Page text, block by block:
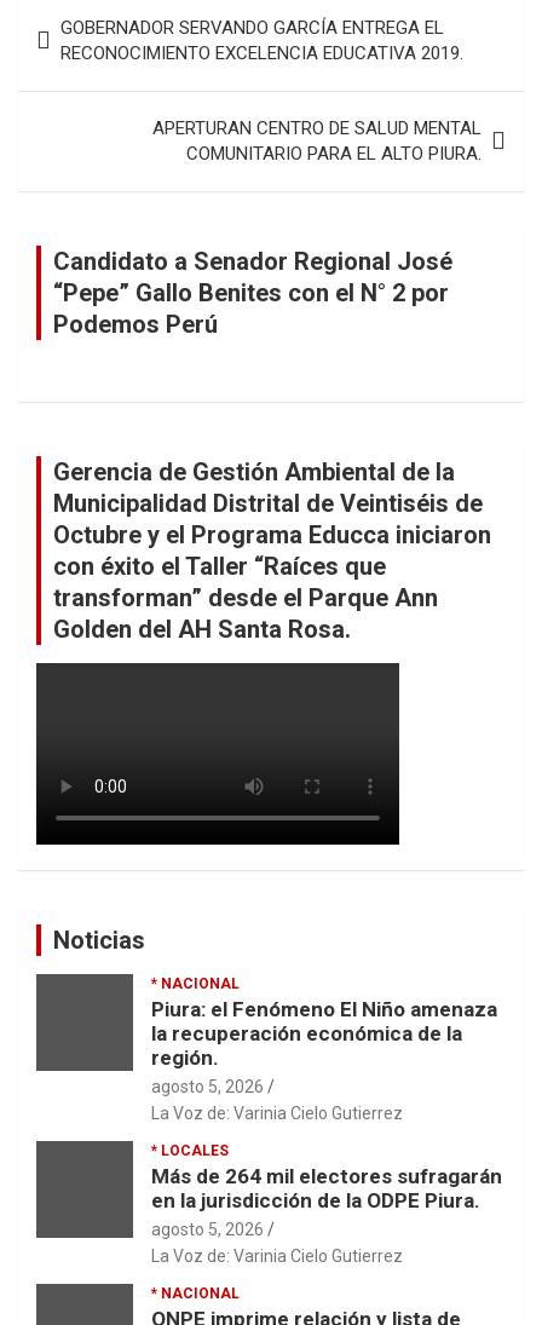
de
entradas
GOBERNADOR SERVANDO GARCÍA ENTREGA EL
RECONOCIMIENTO EXCELENCIA EDUCATIVA 2019.
APERTURAN CENTRO DE SALUD MENTAL
COMUNITARIO PARA EL ALTO PIURA.
Candidato a Senador Regional José
“Pepe” Gallo Benites con el N° 2 por
Podemos Perú
Gerencia de Gestión Ambiental de la
Municipalidad Distrital de Veintiséis de
Octubre y el Programa Educca iniciaron
con éxito el Taller “Raíces que
transforman” desde el Parque Ann
Golden del AH Santa Rosa.
Noticias
* NACIONAL
Piura: el Fenómeno El Niño amenaza
la recuperación económica de la
región.
agosto 5, 2026
La Voz de: Varinia Cielo Gutierrez
* LOCALES
Más de 264 mil electores sufragarán
en la jurisdicción de la ODPE Piura.
agosto 5, 2026
La Voz de: Varinia Cielo Gutierrez
* NACIONAL
ONPE imprime relación y lista de